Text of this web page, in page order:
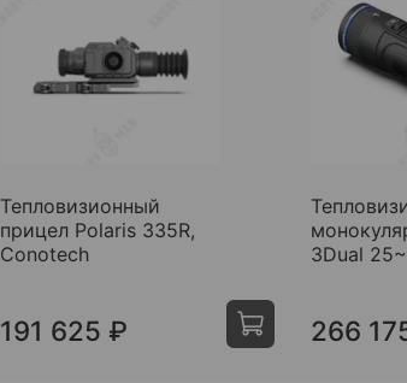
Тепловизионный
прицел Polaris 335R,
Conotech
191 625 ₽
3Dual
266